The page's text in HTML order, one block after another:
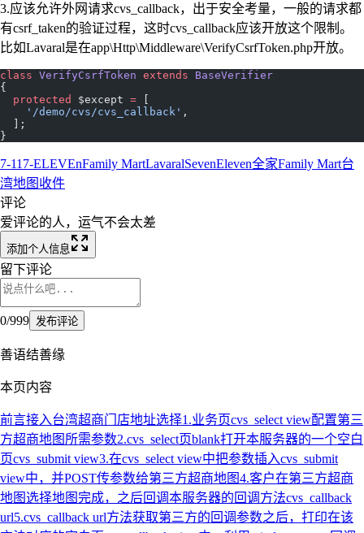
3.应该允许外网请求cvs_callback，出于安全考量，一般的请求都
有csrf_taken的验证过程，这时cvs_callback应该开放这个限制。
比如Lavaral是在app\Http\Middleware\VerifyCsrfToken.php开放。
class VerifyCsrfToken extends BaseVerifier
{
  protected
$except = [
    '/demo/cvs/cvs_callback'
,
  ];
}
7-11 7-ELEVEnFamily MartLavaralSevenEleven全家Family Mart台
湾地图 收件
评论
爱评论的人，运气不会太差
添加个人信息
留下评论
0/999 发布评论
善语结善缘
本页内容
前言接入台湾超商门店地址选择1.业务页cvs_select view配置第三
方超商地图所需参数2.cvs_select页blank打开本服务器的一个空白
页cvs_submit view3.在cvs_select view中把参数插入cvs_submit
view中，并POST传参数给第三方超商地图4.客户在第三方超商
地图选择地图完成，之后回调本服务器的回调方法cvs_callback
url5.cvs_callback url方法获取第三方的回调参数之后，打印在该